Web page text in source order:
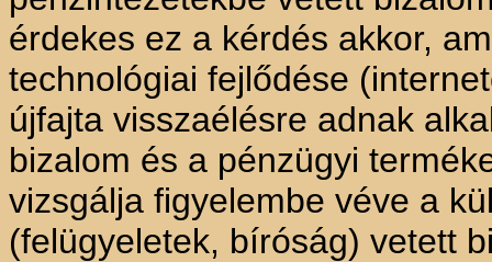
érdekes ez a kérdés akkor,
technológiai fejlődése
újfajta visszaélésre adnak
bizalom és a pénzügyi
vizsgálja figyelembe véve a
(felügyeletek, bíróság) vetett